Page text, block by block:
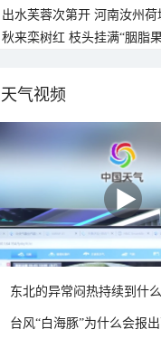
出水芙蓉次第开 河南汝州荷
秋来栾树红 枝头挂满“胭脂
天气视频
东北的异常闷热持续到什
台风“白海豚”为什么会报出